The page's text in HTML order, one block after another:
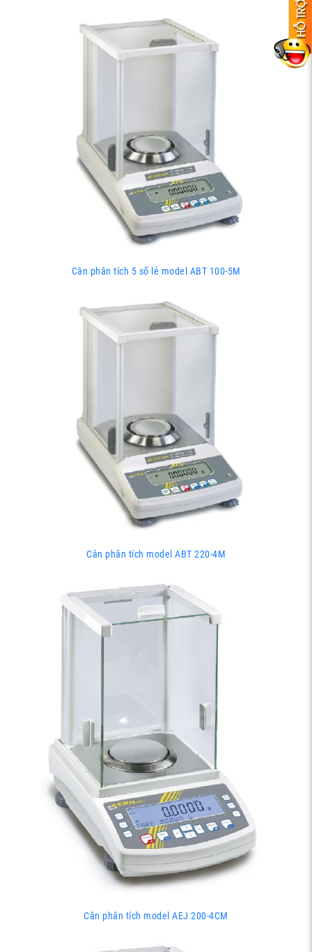
Cân phân tích 5 số lẻ model ABT 100-5M
Cân phân tích model ABT 220-4M
Cân phân tích model AEJ 200-4CM